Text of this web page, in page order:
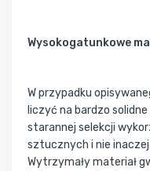
Wysokogatunkowe
W przypadku
liczyć na bardzo
starannej selekcji
sztucznych i nie
Wytrzymały materiał